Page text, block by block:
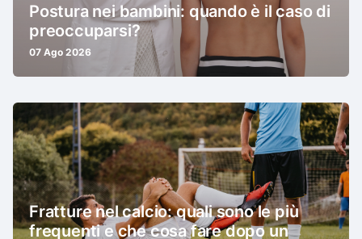
Postura nei bambini: quando è il caso di
preoccuparsi?
07 Ago 2026
Fratture nel calcio: quali sono le più
frequenti e che cosa fare dopo un